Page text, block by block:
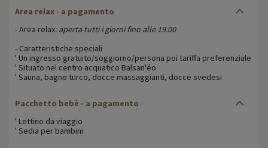
Area relax - a pagamento
- Area relax: aperta tutti i giorni fino alle 19.00
- Caratteristiche speciali
' Un ingresso gratuito/soggiorno/persona poi tariffa preferenziale
' Situato nel centro acquatico Balsan'éo
' Sauna, bagno turco, docce massaggianti, docce svedesi
Pacchetto bebè - a pagamento
' Lettino da viaggio
' Sedia per bambini